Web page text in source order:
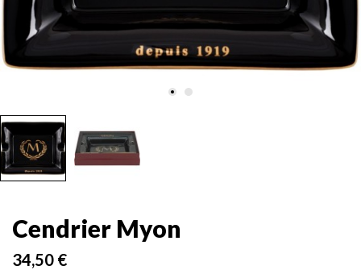
Cendrier Myon
34,50 €